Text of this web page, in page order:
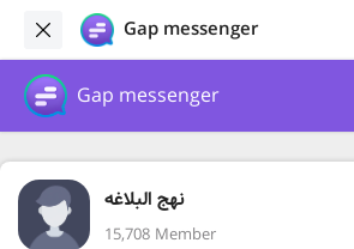
Gap messenger
Gap messenger
نهج البلاغه
15,708 Member